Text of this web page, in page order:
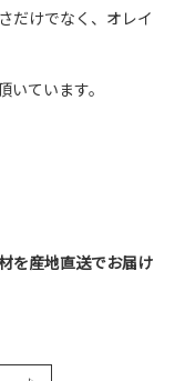
だけでなく、オレイ
ています。
を産地直送でお届け